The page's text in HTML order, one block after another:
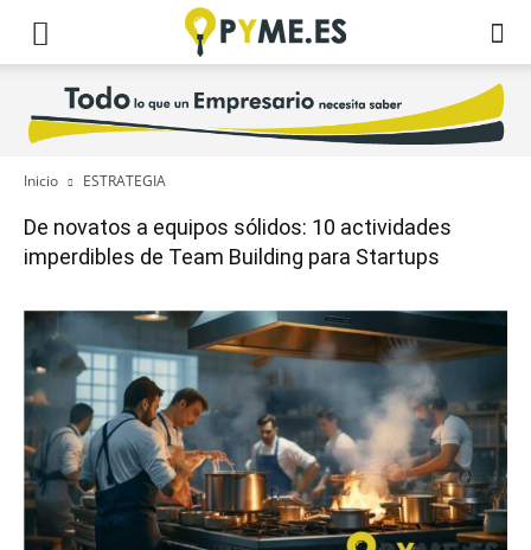
Inicio ESTRATEGIA
De novatos a equipos sólidos: 10 actividades
imperdibles de Team Building para Startups